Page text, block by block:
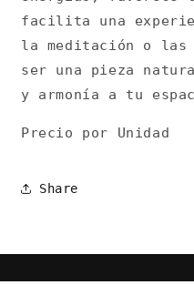
facilita una
la meditación o las
ser una pieza
y armonía a tu
Precio por Unidad
Share